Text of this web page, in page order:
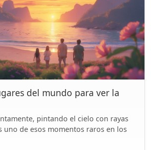
del mundo para ver la
pintando el cielo con rayas
uno de esos momentos raros en los